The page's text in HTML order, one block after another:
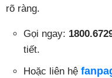
rõ ràng.
Gọi ngay:
tiết.
Hoặc liên hệ